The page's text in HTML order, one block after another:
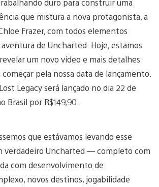
que mistura a nova protagonista, a
Frazer, com todos elementos
aventura de Uncharted. Hoje, estamos
um novo vídeo e mais detalhes
pela nossa data de lançamento.
Legacy será lançado no dia 22 de
Brasil por R$149,90.
que estávamos levando esse
verdadeiro Uncharted — completo com
com desenvolvimento de
novos destinos, jogabilidade